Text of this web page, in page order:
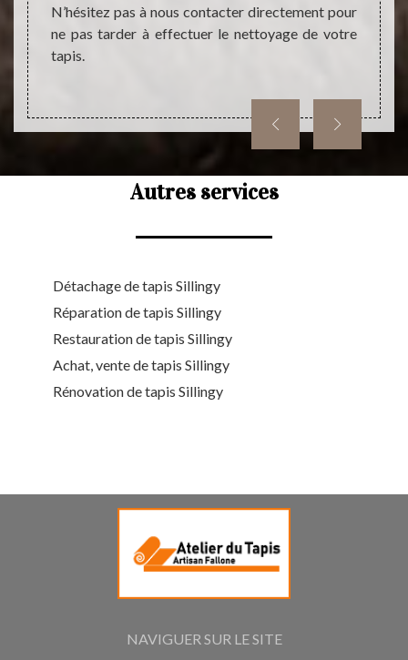
N’hésitez pas à nous contacter directement pour
ne pas tarder à effectuer le nettoyage de votre
tapis.
faire
Autres services
Détachage de tapis Sillingy
Réparation de tapis Sillingy
Restauration de tapis Sillingy
Achat, vente de tapis Sillingy
Rénovation de tapis Sillingy
NAVIGUER SUR LE SITE